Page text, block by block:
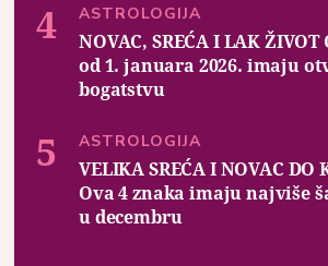
ASTROLOGIJA
NOVAC, SREĆA I LAK
od 1. januara 2026. imaju
bogatstvu
ASTROLOGIJA
VELIKA SREĆA I NOVAC DO
Ova 4 znaka imaju najviše
u decembru